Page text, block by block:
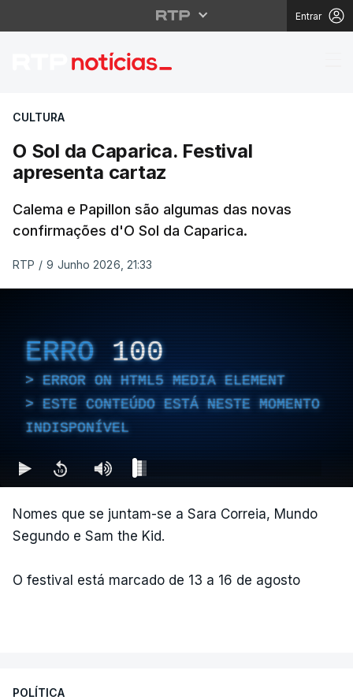
Entrar
O Sol da Caparica.
CULTURA
O Sol da Caparica. Festival
apresenta cartaz
Calema e Papillon são algumas das novas
confirmações d'O Sol da Caparica.
RTP / 9 Junho 2026, 21:33
ERRO 100
ERROR ON HTML5 MEDIA ELEMENT
ESTE CONTEÚDO ESTÁ NESTE MOMENTO
INDISPONÍVEL
Nomes que se juntam-se a Sara Correia, Mundo
Segundo e Sam the Kid.
O festival está marcado de 13 a 16 de agosto
POLÍTICA